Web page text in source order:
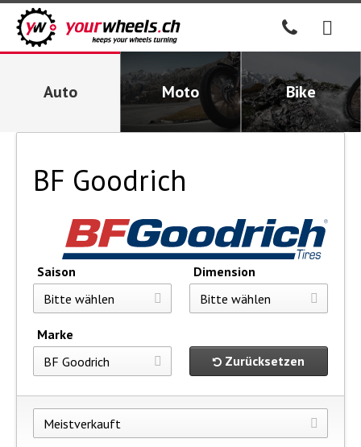
Auto Moto Bike
BF Goodrich
Saison Dimension
Marke
Zurücksetzen